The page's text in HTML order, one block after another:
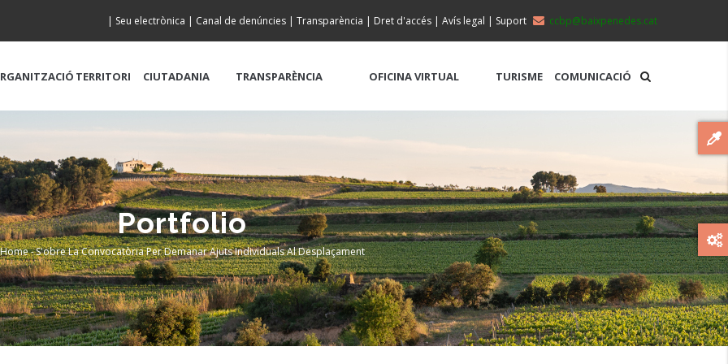
ccbp@baixpenedes.cat
| Seu electrònica | Canal de denúncies | Transparència | Dret d'accés | Avís legal | Suport
TERRITORI CIUTADANIA TRANSPARÈNCIA OFICINA VIRTUAL TURISME COMUNICACIÓ
Portfolio
Breadcrumb
Home-S'obre La Convocatòria Per Demanar Ajuts Individuals Al Desplaçament